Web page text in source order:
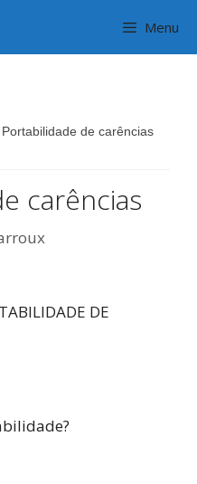
Menu
Portabilidade de carências
carências
DE